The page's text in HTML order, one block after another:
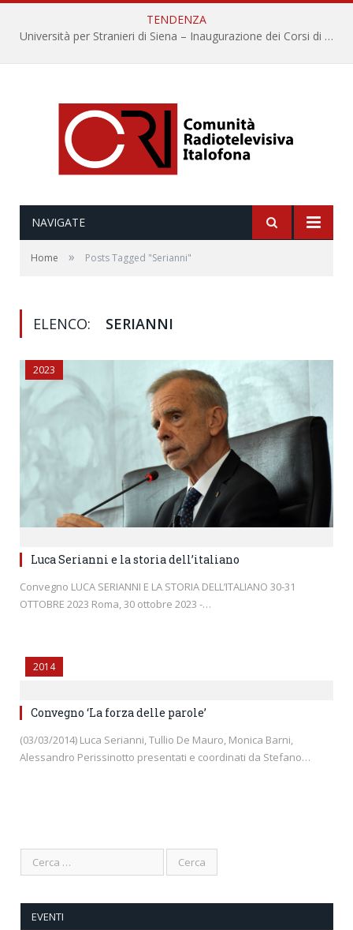
TENDENZA
Università per Stranieri di Siena – Inaugurazione dei Corsi di Lingua e Cultura Italiana, 109a annata
NAVIGATE
Home » Posts Tagged "Serianni"
ELENCO: SERIANNI
2023
Luca Serianni e la storia dell’italiano
Convegno LUCA SERIANNI E LA STORIA DELL’ITALIANO 30-31
OTTOBRE 2023 Roma, 30 ottobre 2023 -…
2014
Convegno ‘La forza delle parole’
(03/03/2014) Luca Serianni, Tullio De Mauro, Monica Barni,
Alessandro Perissinotto presentati e coordinati da Stefano…
EVENTI